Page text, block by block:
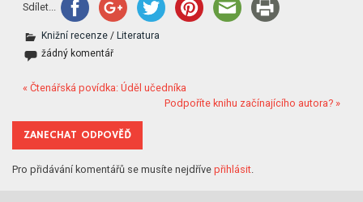
Sdílet...
Knižní recenze /Literatura
žádný komentář
« Čtenářská povídka: Úděl učedníka
Podpoříte knihu začínajícího autora? »
ZANECHAT ODPOVĚĎ
Pro přidávání komentářů se musíte nejdřívepřihlásit